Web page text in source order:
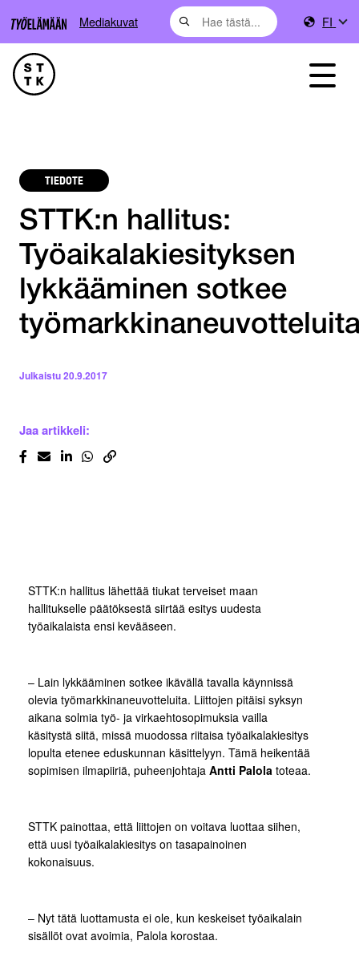
Mediakuvat FI
TIEDOTE
STTK:n hallitus:
Työaikalakiesityksen
lykkääminen sotkee
Julkaistu20.9.2017
Jaa artikkeli:
STTK:n hallitus lähettää tiukat terveiset maan
hallitukselle päätöksestä siirtää esitys uudesta
työaikalaista ensi kevääseen.
– Lain lykkääminen sotkee ikävällä tavalla käynnissä
olevia työmarkkinaneuvotteluita. Liittojen pitäisi syksyn
aikana solmia työ- ja virkaehtosopimuksia vailla
käsitystä siitä, missä muodossa riitaisa työaikalakiesitys
lopulta etenee eduskunnan käsittelyyn. Tämä heikentää
sopimisen ilmapiiriä, puheenjohtaja Antti Palola toteaa.
STTK painottaa, että liittojen on voitava luottaa siihen,
että uusi työaikalakiesitys on tasapainoinen
kokonaisuus.
– Nyt tätä luottamusta ei ole, kun keskeiset työaikalain
sisällöt ovat avoimia, Palola korostaa.